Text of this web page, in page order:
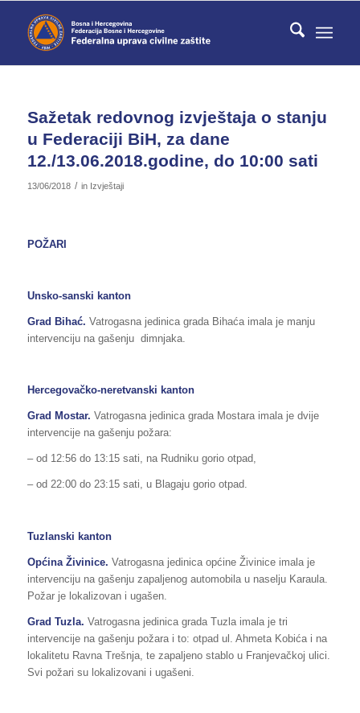
Sažetak redovnog izvještaja o stanju
u Federaciji BiH, za dane
12./13.06.2018.godine, do 10:00 sati
13/06/2018 / in Izvještaji
POŽARI
Unsko-sanski kanton
Grad Bihać. Vatrogasna jedinica grada Bihaća imala je manju
intervenciju na gašenju dimnjaka.
Hercegovačko-neretvanski kanton
Grad Mostar. Vatrogasna jedinica grada Mostara imala je dvije
intervencije na gašenju požara:
– od 12:56 do 13:15 sati, na Rudniku gorio otpad,
– od 22:00 do 23:15 sati, u Blagaju gorio otpad.
Tuzlanski kanton
Općina Živinice. Vatrogasna jedinica općine Živinice imala je
intervenciju na gašenju zapaljenog automobila u naselju Karaula.
Požar je lokalizovan i ugašen.
Grad Tuzla. Vatrogasna jedinica grada Tuzla imala je tri
intervencije na gašenju požara i to: otpad ul. Ahmeta Kobića i na
lokalitetu Ravna Trešnja, te zapaljeno stablo u Franjevačkoj ulici.
Svi požari su lokalizovani i ugašeni.